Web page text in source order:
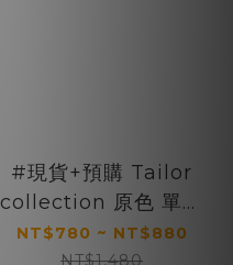
#現貨+預購 Tailor
collection 原色 單寧
牛仔套裝 牛仔外套 牛
NT$780 ~ NT$880
NT$1,480